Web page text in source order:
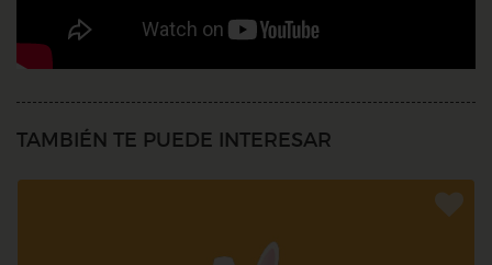
TAMBIÉN TE PUEDE INTERESAR